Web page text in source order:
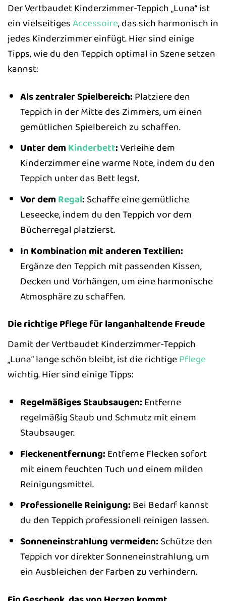
Der Vertbaudet Kinderzimmer-Teppich „Luna“ ist
ein vielseitigesAccessoire, das sich harmonisch in
jedes Kinderzimmer einfügt. Hier sind einige
Tipps, wie du den Teppich optimal in Szene setzen
kannst:
Als zentraler Spielbereich: Platziere den
Teppich in der Mitte des Zimmers, um einen
gemütlichen Spielbereich zu schaffen.
Unter dem Kinderbett:Verleihe dem
Kinderzimmer eine warme Note, indem du den
Teppich unter das Bett legst.
Vor dem Regal: Schaffe eine gemütliche
Leseecke, indem du den Teppich vor dem
Bücherregal platzierst.
In Kombination mit anderen Textilien:
Ergänze den Teppich mit passenden Kissen,
Decken und Vorhängen, um eine harmonische
Atmosphäre zu schaffen.
Die richtige Pflege für langanhaltende Freude
Damit der Vertbaudet Kinderzimmer-Teppich
„Luna“ lange schön bleibt, ist die richtigePflege
wichtig. Hier sind einige Tipps:
Regelmäßiges Staubsaugen: Entferne
regelmäßig Staub und Schmutz mit einem
Staubsauger.
Fleckenentfernung: Entferne Flecken sofort
mit einem feuchten Tuch und einem milden
Reinigungsmittel.
Professionelle Reinigung: Bei Bedarf kannst
du den Teppich professionell reinigen lassen.
Sonneneinstrahlung vermeiden: Schütze den
Teppich vor direkter Sonneneinstrahlung, um
ein Ausbleichen der Farben zu verhindern.